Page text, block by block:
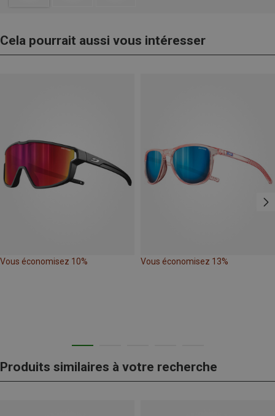
Cela pourrait aussi vous intéresser
Vous économisez 10% Vous économisez 13%
Produits similaires à votre recherche